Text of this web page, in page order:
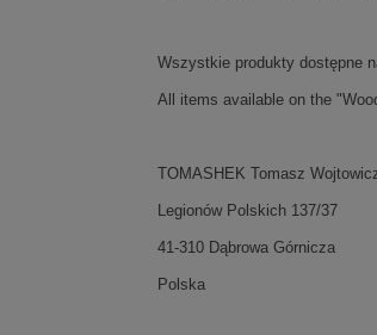
Wszystkie produkty dostępne
All items available on the
TOMASHEK Tomasz
Legionów Polskich 137/37
41-310 Dąbrowa Górnicza
Polska